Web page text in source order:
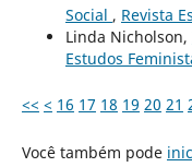
Social , Revista
Linda Nicholson,
Estudos
<< < 16 17 18 19 20 21
Você também pode